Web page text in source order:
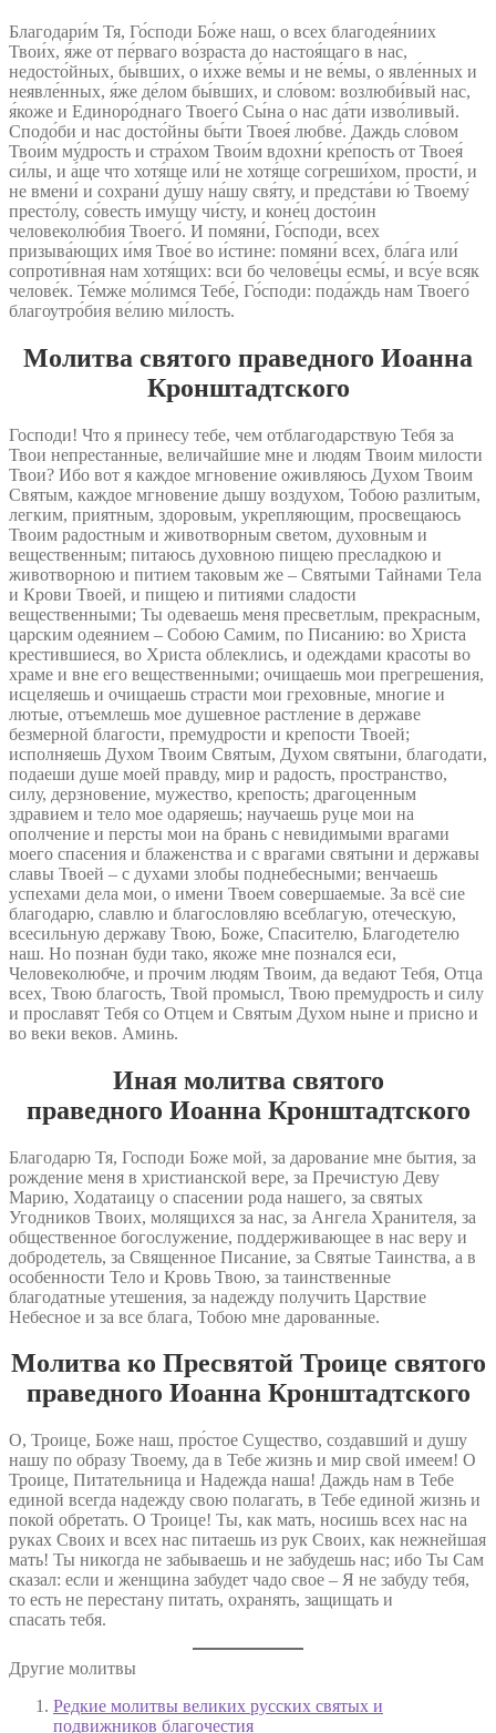
Благодари́м Тя, Го́споди Бо́же наш, о всех благодея́ниих
Твои́х, я́же от пе́рваго во́зраста до настоя́щаго в нас,
недосто́йных, бы́вших, о и́хже ве́мы и не ве́мы, о явле́нных и
неявле́нных, я́же де́лом бы́вших, и сло́вом: возлюби́вый нас,
я́коже и Единоро́днаго Твоего́ Сы́на о нас да́ти изво́ливый.
Сподо́би и нас досто́йны бы́ти Твоея́ любве́. Даждь сло́вом
Твои́м му́дрость и стра́хом Твои́м вдохни́ кре́пость от Твоея́
си́лы, и а́ще что хотя́ще или́ не хотя́ще согреши́хом, прости́, и
не вмени́ и сохрани́ ду́шу на́шу свя́ту, и предста́ви ю́ Твоему́
престо́лу, со́весть иму́щу чи́сту, и коне́ц досто́ин
человеколю́бия Твоего́. И помяни́, Го́споди, всех
призыва́ющих и́мя Твое́ во и́стине: помяни́ всех, бла́га или́
сопроти́вная нам хотя́щих: вси бо челове́цы есмы́, и всу́е всяк
челове́к. Те́мже мо́лимся Тебе́, Го́споди: пода́ждь нам Твоего́
благоутро́бия ве́лию ми́лость.
Молитва святого праведного Иоанна
Кронштадтского
Господи! Что я принесу тебе, чем отблагодарствую Тебя за
Твои непрестанные, величайшие мне и людям Твоим милости
Твои? Ибо вот я каждое мгновение оживляюсь Духом Твоим
Святым, каждое мгновение дышу воздухом, Тобою разлитым,
легким, приятным, здоровым, укрепляющим, просвещаюсь
Твоим радостным и животворным светом, духовным и
вещественным; питаюсь духовною пищею пресладкою и
животворною и питием таковым же – Святыми Тайнами Тела
и Крови Твоей, и пищею и питиями сладости
вещественными; Ты одеваешь меня пресветлым, прекрасным,
царским одеянием – Собою Самим, по Писанию: во Христа
крестившиеся, во Христа облеклись, и одеждами красоты во
храме и вне его вещественными; очищаешь мои прегрешения,
исцеляешь и очищаешь страсти мои греховные, многие и
лютые, отъемлешь мое душевное растление в державе
безмерной благости, премудрости и крепости Твоей;
исполняешь Духом Твоим Святым, Духом святыни, благодати,
подаеши душе моей правду, мир и радость, пространство,
силу, дерзновение, мужество, крепость; драгоценным
здравием и тело мое одаряешь; научаешь руце мои на
ополчение и персты мои на брань с невидимыми врагами
моего спасения и блаженства и с врагами святыни и державы
славы Твоей – с духами злобы поднебесными; венчаешь
успехами дела мои, о имени Твоем совершаемые. За всё сие
благодарю, славлю и благословляю всеблагую, отеческую,
всесильную державу Твою, Боже, Спасителю, Благодетелю
наш. Но познан буди тако, якоже мне познался еси,
Человеколюбче, и прочим людям Твоим, да ведают Тебя, Отца
всех, Твою благость, Твой промысл, Твою премудрость и силу
и прославят Тебя со Отцем и Святым Духом ныне и присно и
во веки веков. Аминь.
Иная молитва святого
праведного Иоанна Кронштадтского
Благодарю Тя, Господи Боже мой, за дарование мне бытия, за
рождение меня в христианской вере, за Пречистую Деву
Марию, Ходатаицу о спасении рода нашего, за святых
Угодников Твоих, молящихся за нас, за Ангела Хранителя, за
общественное богослужение, поддерживающее в нас веру и
добродетель, за Священное Писание, за Святые Таинства, а в
особенности Тело и Кровь Твою, за таинственные
благодатные утешения, за надежду получить Царствие
Небесное и за все блага, Тобою мне дарованные.
Молитва ко Пресвятой Троице святого
праведного Иоанна Кронштадтского
О, Троице, Боже наш, про́стое Существо, создавший и душу
нашу по образу Твоему, да в Тебе жизнь и мир свой имеем! О
Троице, Питательница и Надежда наша! Даждь нам в Тебе
единой всегда надежду свою полагать, в Тебе единой жизнь и
покой обретать. О Троице! Ты, как мать, носишь всех нас на
руках Своих и всех нас питаешь из рук Своих, как нежнейшая
мать! Ты никогда не забываешь и не забудешь нас; ибо Ты Сам
сказал: если и женщина забудет чадо свое – Я не забуду тебя,
то есть не перестану питать, охранять, защищать и
спасать тебя.
Другие молитвы
Редкие молитвы великих русских святых и
подвижников благочестия